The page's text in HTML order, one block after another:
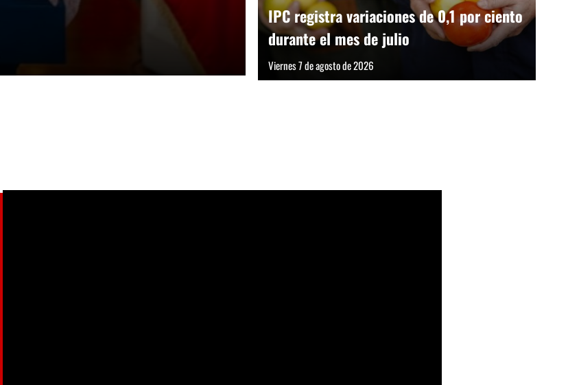
Miércoles 5 de agosto de 2026
IPC registra variaciones de 0,1 por ciento
durante el mes de julio
Viernes 7 de agosto de 2026